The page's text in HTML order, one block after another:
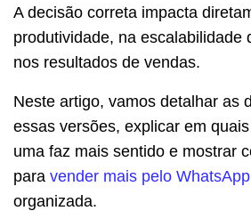
A decisão correta impacta
produtividade, na escalabilidade
nos resultados de vendas.
Neste artigo, vamos detalhar as
essas versões, explicar em
uma faz mais sentido e mostrar
para vender mais pelo WhatsApp
organizada.